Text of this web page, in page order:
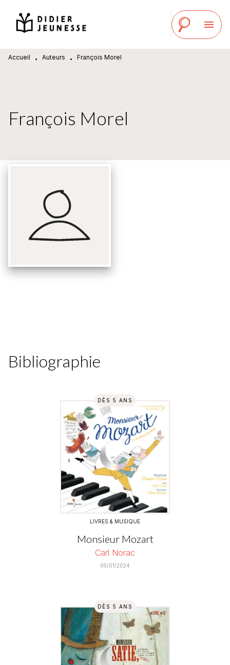
MENU RECHERCHE
PIED DE PAGE
menu
Accueil • Auteurs • François Morel
François Morel
Bibliographie
DÈS 5 ANS
LIVRES & MUSIQUE
Monsieur Mozart
Carl Norac
05/01/2024
DÈS 5 ANS